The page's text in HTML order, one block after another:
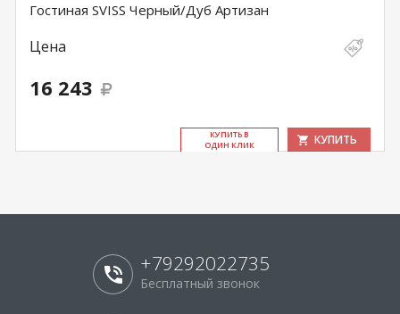
Гостиная SVISS Черный/Дуб Артизан
Цена
16 243
КУ­ПИТЬ В
ОДИН КЛИК
КУПИТЬ
+79292022735
Бесплатный звонок